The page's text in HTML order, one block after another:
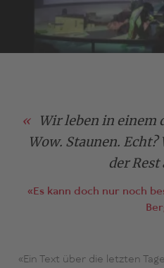
Wir leben in einem
Wow. Staunen.
der Rest
«Es kann doch nur noch
«Ein Text über die letzten